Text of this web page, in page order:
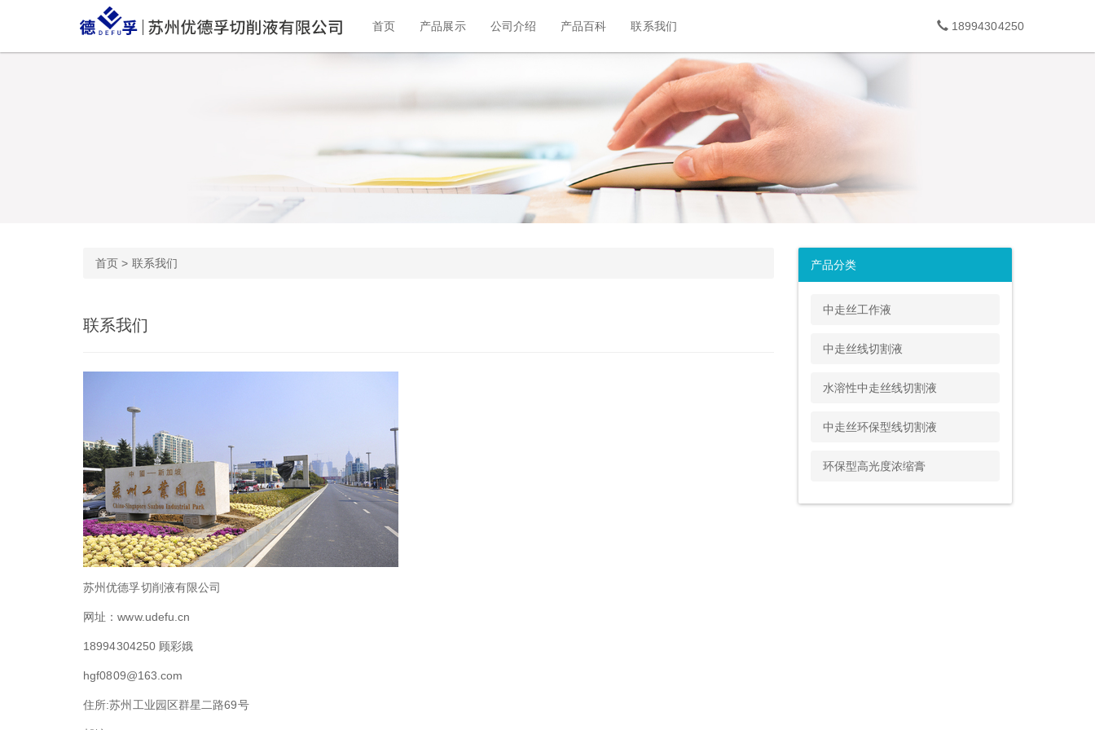
首页 产品展示 公司介绍 产品百科 联系我们 18994304250
首页 > 联系我们
联系我们
苏州优德孚切削液有限公司
网址：www.udefu.cn
18994304250 顾彩娥
hgf0809@163.com
住所:苏州工业园区群星二路69号
产品分类
中走丝工作液
中走丝线切割液
水溶性中走丝线切割液
中走丝环保型线切割液
环保型高光度浓缩膏